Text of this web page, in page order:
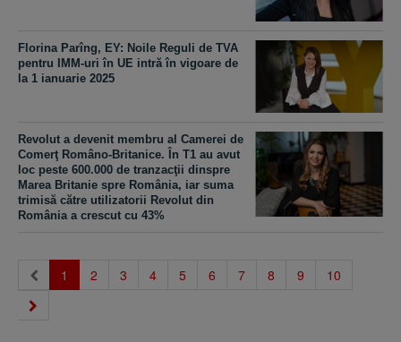
Florina Parîng, EY: Noile Reguli de TVA
pentru IMM-uri în UE intră în vigoare de
la 1 ianuarie 2025
Revolut a devenit membru al Camerei de
Comerţ Româno-Britanice. În T1 au avut
loc peste 600.000 de tranzacţii dinspre
Marea Britanie spre România, iar suma
trimisă către utilizatorii Revolut din
România a crescut cu 43%
1 (current)
2 3 4 5 6 7 8 9 10